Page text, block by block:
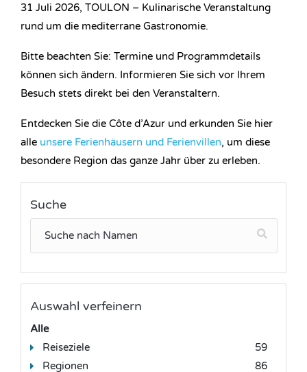
31 Juli 2026, TOULON – Kulinarische Veranstaltung
rund um die mediterrane Gastronomie.
Bitte beachten Sie: Termine und Programmdetails
können sich ändern. Informieren Sie sich vor Ihrem
Besuch stets direkt bei den Veranstaltern.
Entdecken Sie die Côte d’Azur und erkunden Sie hier
alle unsere Ferienhäusern und Ferienvillen, um diese
besondere Region das ganze Jahr über zu erleben.
Suche
Auswahl verfeinern
Alle
Reiseziele
59
Regionen
86